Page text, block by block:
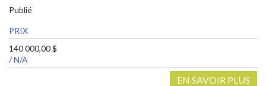
Publié
PRIX
140 000,00 $
/ N/A
EN SAVOIR PLUS